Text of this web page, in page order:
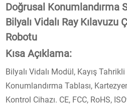
Doğrusal Konumlandırma
Bilyalı Vidalı Ray Kılavuzu
Robotu
Kısa Açıklama:
Bilyalı Vidalı Modül, Kayış
Konumlandırma Tablası,
Kontrol Cihazı. CE, FCC, RoHS,